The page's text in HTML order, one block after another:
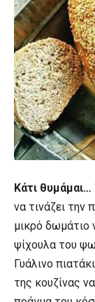
Κάτι θυμάμαι…
να τινάζει την
μικρό δωμάτιο
ψίχουλα του
Γυάλινο
της κουζίνας